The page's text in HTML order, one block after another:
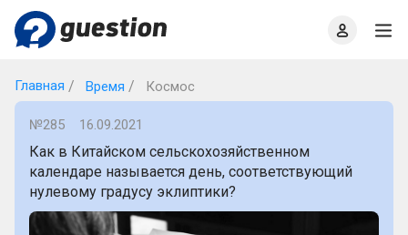
Главная Время Космос
№285 16.09.2021
Как в Китайском сельскохозяйственном
календаре называется день, соответствующий
нулевому градусу эклиптики?